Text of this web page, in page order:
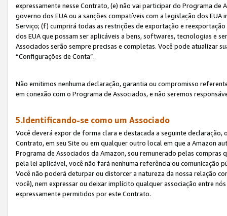
expressamente nesse Contrato, (e) não vai participar do Programa
governo dos EUA ou a sanções compatíveis com a legislação dos
Serviço; (f) cumprirá todas as restrições de exportação e
dos EUA que possam ser aplicáveis a bens, softwares, tecnologias e
Associados serão sempre precisas e completas. Você pode atualizar
“Configurações de Conta”.
Não emitimos nenhuma declaração, garantia ou compromisso
em conexão com o Programa de Associados, e não seremos
5.Identificando-se como um Associado
Você deverá expor de forma clara e destacada a seguinte
Contrato, em seu Site ou em qualquer outro local em que a Amazon
Programa de Associados da Amazon, sou remunerado pelas
pela lei aplicável, você não fará nenhuma referência ou comunicação
Você não poderá deturpar ou distorcer a natureza da nossa relação
você), nem expressar ou deixar implícito qualquer associação entre
expressamente permitidos por este Contrato.